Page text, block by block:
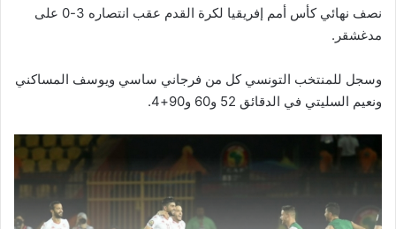
نصف نهائي كأس أمم إفريقيا لكرة القدم عقب انتصاره 3-0 على
مدغشقر.
وسجل للمنتخب التونسي كل من فرجاني ساسي ويوسف المساكني
ونعيم السليتي في الدقائق 52 و60 و90+4.